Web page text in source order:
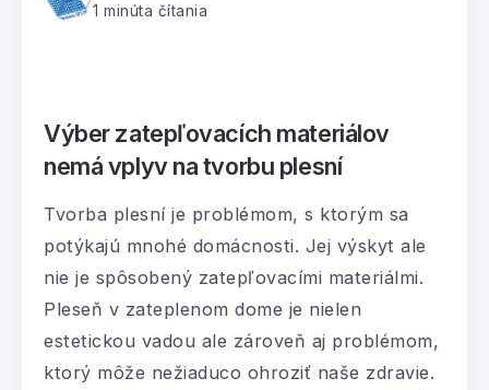
1 minúta čítania
Výber zatepľovacích materiálov
nemá vplyv na tvorbu plesní
Tvorba plesní je problémom, s ktorým sa
potýkajú mnohé domácnosti. Jej výskyt ale
nie je spôsobený zatepľovacími materiálmi.
Pleseň v zateplenom dome je nielen
estetickou vadou ale zároveň aj problémom,
ktorý môže nežiaduco ohroziť naše zdravie.